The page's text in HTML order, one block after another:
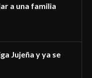
a una familia
Jujeña y ya se